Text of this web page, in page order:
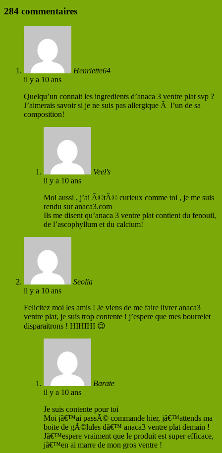
284 commentaires
Henriette64
il y a 10 ans
Quelqu’un connait les ingredients d’anaca 3 ventre plat svp ?
J’aimerais savoir si je ne suis pas allergique Ã l’un de sa
composition!
Veel's
il y a 10 ans
Moi aussi , j’ai Ã©tÃ© curieux comme toi , je me suis
rendu sur anaca3.com
Ils me disent qu’anaca 3 ventre plat contient du fenouil,
de l’ascophyllum et du calcium!
Seolia
il y a 10 ans
Felicitez moi les amis ! Je viens de me faire livrer anaca3
ventre plat, je suis trop contente ! j’espere que mes bourrelet
disparaitrons ! HIHIHI 😉
Barate
il y a 10 ans
Je suis contente pour toi
Moi jâ€™ai passÃ© commande hier, jâ€™attends ma
boite de gÃ©lules dâ€™ anaca3 ventre plat demain !
Jâ€™espere vraiment que le produit est super efficace,
jâ€™en ai marre de mon gros ventre !